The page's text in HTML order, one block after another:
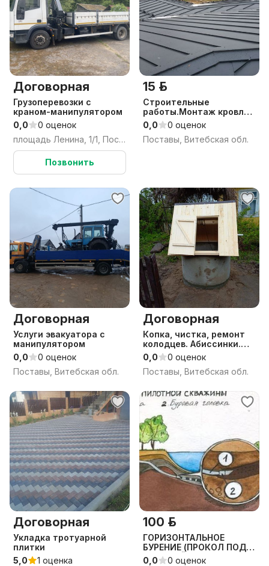
Договорная
Грузоперевозки с
краном-манипулятором
0,0
0 оценок
площадь Ленина, 1/1, Поставы, Поставский район, Витебская область
Позвонить
15 р.
Строительные
работы.Монтаж кровли.
Монтаж сайдинга
0,0
0 оценок
Поставы, Витебская обл.
Договорная
Услуги эвакуатора с
манипулятором
0,0
0 оценок
Поставы, Витебская обл.
Договорная
Копка, чистка, ремонт
колодцев. Абиссинки.
Копка, монтаж
канализаций.
0,0
0 оценок
Поставы, Витебская обл.
Договорная
Укладка тротуарной
плитки
5,0
1 оценка
100 р.
ГОРИЗОНТАЛЬНОЕ
БУРЕНИЕ (ПРОКОЛ ПОД
ДОРОГОЙ) ГНБ
0,0 0 оценок